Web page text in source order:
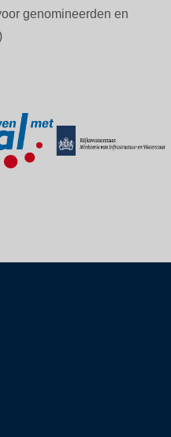
genomineerden en